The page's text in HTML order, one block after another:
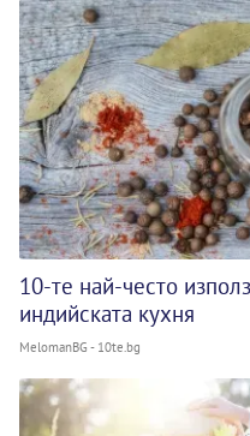
10-те най-често
индийската кухня
MelomanBG - 10te.bg